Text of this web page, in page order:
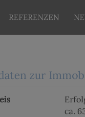
REFERENZEN
zur
ca.